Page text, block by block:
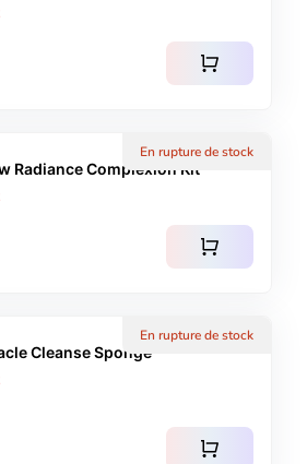
shopping_cart
En rupture de stock
Radiance Complexion Kit
shopping_cart
En rupture de stock
Cleanse Sponge
shopping_cart